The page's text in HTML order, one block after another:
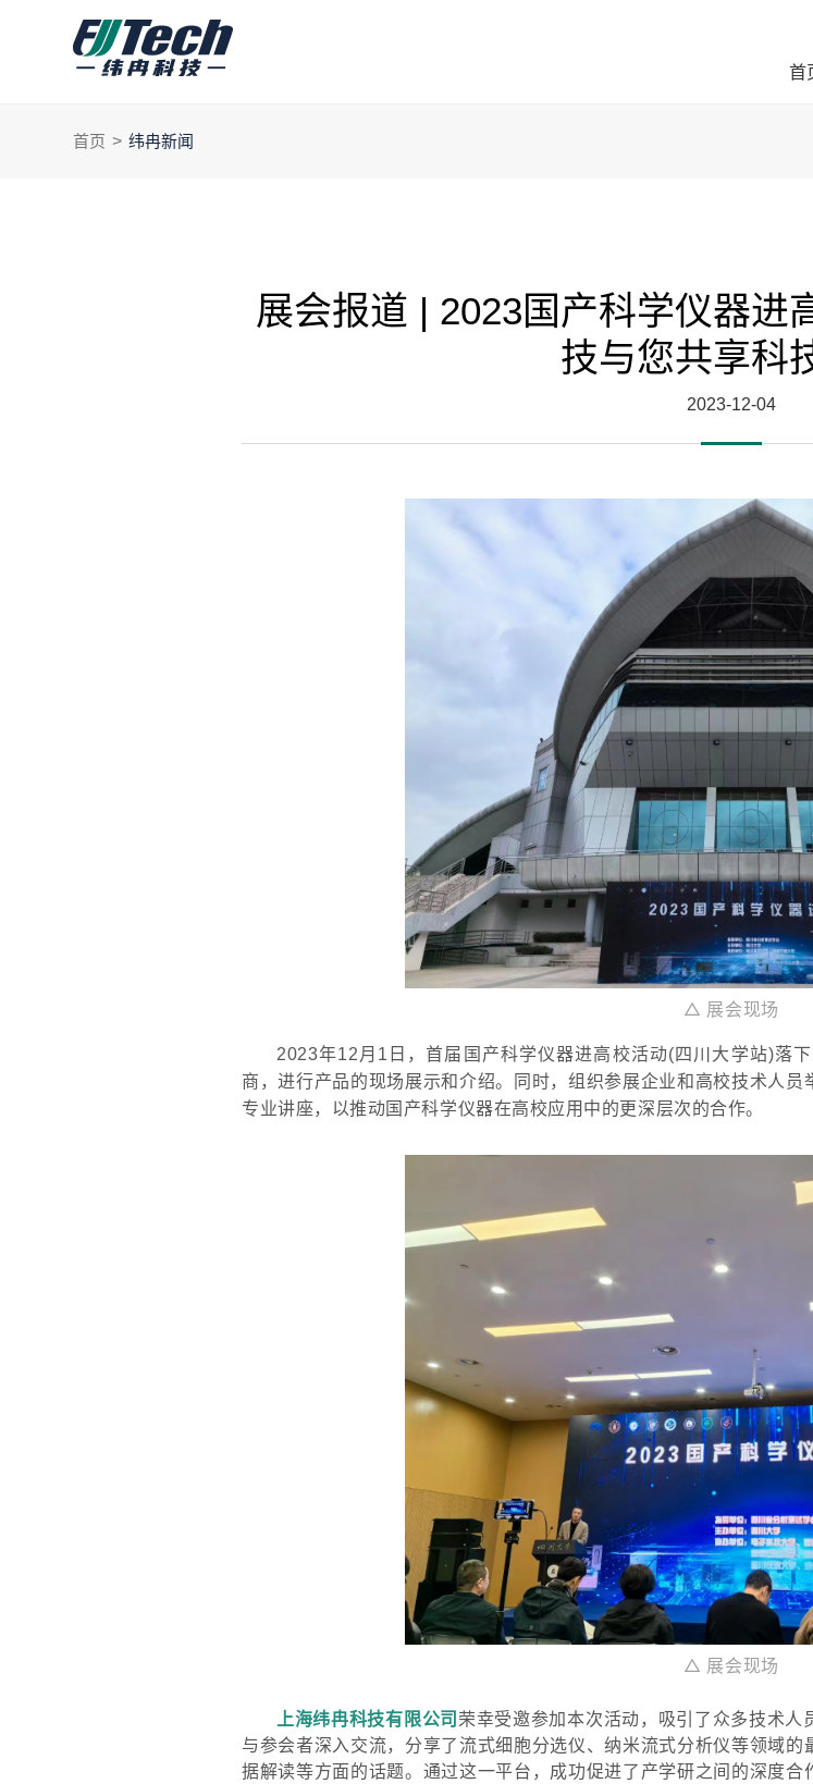
首
首页 > 纬冉新闻
展会报道 | ​2023国产科学仪器进
技与您共享科
2023-12-04
△ 展会现场
2023年12月1 日，首届国产科学仪器进高校活动(四川大学站)落下
商，进行产品的现场展示和介绍。 同时，组织参展企业和高校技术人
专业讲座，以推动国产科学仪器在高校应用中的更深层次的合作。
△ 展会现场
上海纬冉科技有限公司荣幸受邀参加本次活动，吸引了众多技术人
与参会者深入交流，分享了流式细胞分选仪、纳米流式分析仪等领域
据解读等方面的话题。通过这一平台，成功促进了产学研之间的深度